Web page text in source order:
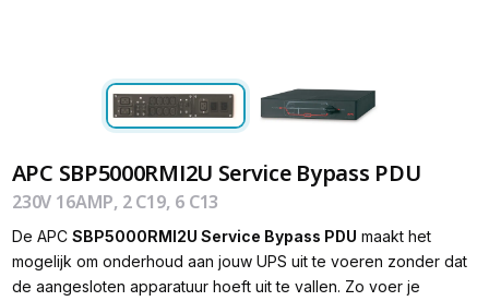
APC SBP5000RMI2U Service Bypass PDU
230V 16AMP, 2 C19, 6 C13
De APC SBP5000RMI2U Service Bypass PDU maakt het
mogelijk om onderhoud aan jouw UPS uit te voeren zonder dat
de aangesloten apparatuur hoeft uit te vallen. Zo voer je